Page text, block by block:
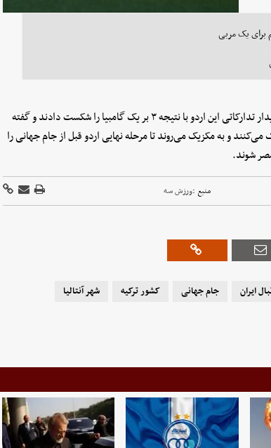
برای یک مربی
شاگردان امیر قلعه‌نویی سه روز قبل (جمعه) در نخستین دیدار تدارکاتی این اردو با نتیجه ۳ بر یک گامبیا را شکست دادند و گفته
می‌کنند و به مکزیک می‌روند تا مرحله نهایی اردو قبل از جام جهانی را
شوند.
منبع :ورزش سه
ایران جام جهانی کشور ترکیه شهر آنتالیا